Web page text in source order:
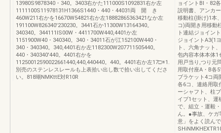
13980S9878340・340。3403右かた111000S1092831右か左
1111100S11978131H1366S1440・440・44031両 開 き
460W211右かを16670W54821右か左18882865363421なか左
191100W826340'230230。3441石か11300W13164340。
340340。344111lS00W・4411700W440,4401か左
1151900W40・340340。340・34011石が江152100W440・
340・340340。340,4401右か左1182300W207711505440。
440・340340'440。4401右かを
11250012590022661440,440,440440。440。4401右か左17□※1.
別売のステンレスレールも上表拾い出し数で拾い出してくださ
い。818瑚NMKttE対R10R
ョイントBl・82
説明書、アンカ
移動柱(掛け)1本
コ)両開き用移動
ト連結ジョイン
ジョイントA3(1
ト、六角ナット
包内容本体本体1
用戸当り,つり元
用取付座A・B各
ブラケット4コ両
各6コ、連絡用取
ーシャフト、柱
イブ1セット、運
で、組立・運毅
ん。●事故、ケガ
意」をよく読ん